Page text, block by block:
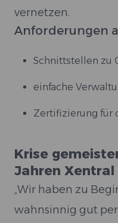
vernetzen.
Anforderungen
Schnittstellen zu
einfache
Zertifizierung für
Krise
Jahren Xentral
„Wir haben zu
wahnsinnig gut